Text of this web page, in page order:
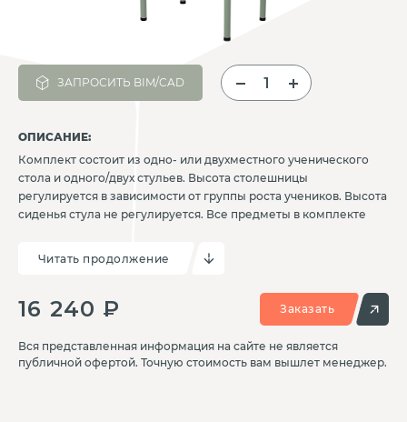
ЗАПРОСИТЬ BIM/CAD
ОПИСАНИЕ:
Комплект состоит из одно- или двухместного ученического
стола и одного/двух стульев. Высота столешницы
регулируется в зависимости от группы роста учеников. Высота
сиденья стула не регулируется. Все предметы в комплекте
каркасе. Столешница изготовлена из ДСП толщиной 18 мм с
износостойким покрытием, кpaя скруглены и обработаны
доукомплектованы колесиками для удобства перемещения.
Читать продолжение
16 240 ₽ Заказать
Вся представленная информация на сайте не является
публичной офертой. Точную стоимость вам вышлет менеджер.